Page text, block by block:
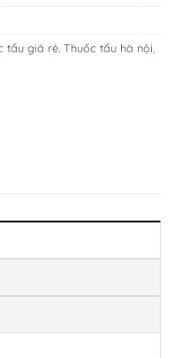
tẩu giá rẻ Thuốc tẩu hà nội